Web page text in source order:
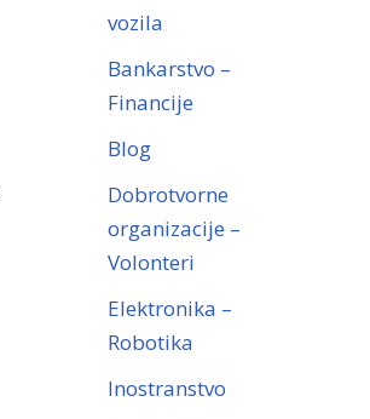
vozila
Bankarstvo –
Financije
Blog
Dobrotvorne
organizacije –
Volonteri
Elektronika –
Robotika
Inostranstvo